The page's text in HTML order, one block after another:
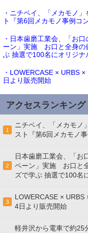
・ニチベイ、「メカモノ
ト『第6回メカモノ事例コ
・日本歯磨工業会、「お
ーン」実施 お口と全身の
ぶ 抽選で100名にオリジナ
・LOWERCASE × URBS
日より販売開始
アクセスランキング
1
ニチベイ、「メカモノ
スト『第6回メカモノ
2
日本歯磨工業会、「お
ペーン」実施 お口と
ズで学ぶ 抽選で100名
3
LOWERCASE ×
4日より販売開始
軽井沢から電車で約25